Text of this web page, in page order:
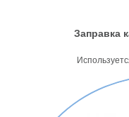
Заправка